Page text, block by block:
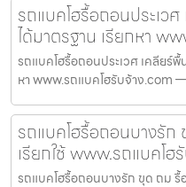
รถแบคโฮรื้อถอนประเว
ได้มาตรฐาน เรียกหา
รถแบคโฮรื้อถอนประเวศ เคลียร์
หา www.รถแบคโฮรับจ้าง.com
รถแบคโฮรื้อถอนบางรัก
เรียกใช้ www.รถแบคโฮ
รถแบคโฮรื้อถอนบางรัก ขุด ถม รื้